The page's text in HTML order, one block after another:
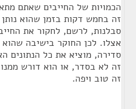
הכמויות של החייבים שאתם
זה בחמש דקות בזמן שהוא
סבלנות, לרשם, לחקור את
אצלו. לכן החוקר בישיבה
סדירה, מוציא את כל הנתונים
זה לא בסדר, או הוא דורש
זה טוב ויפה.